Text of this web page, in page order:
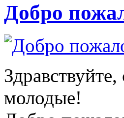
Добро
молодые!